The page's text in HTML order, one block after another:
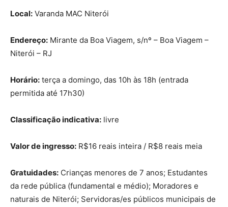
Local: Varanda MAC Niterói
Endereço: Mirante da Boa Viagem, s/nº – Boa Viagem –
Niterói – RJ
Horário: terça a domingo, das 10h às 18h (entrada
permitida até 17h30)
Classificação indicativa: livre
Valor de ingresso: R$16 reais inteira / R$8 reais meia
Gratuidades: Crianças menores de 7 anos; Estudantes
da rede pública (fundamental e médio); Moradores e
naturais de Niterói; Servidoras/es públicos municipais de